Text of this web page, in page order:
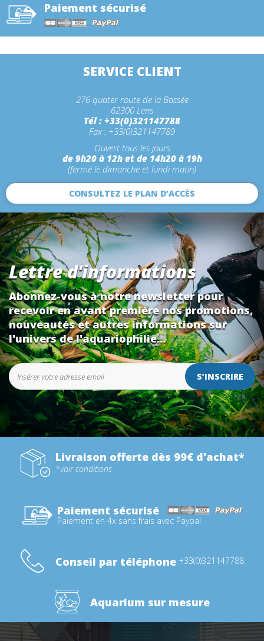
Paiement sécurisé
SERVICE CLIENT
276 quater route de la Bassée
62300 Lens
Tél : +33(0)321147788
Fax : +33(0)321147789
Ouvert tous les jours
de 9h20 à 12h et de 14h20 à 19h
(fermé le dimanche et lundi matin)
CONSULTEZ LE PLAN D’ACCÈS
Lettre d'informations
Abonnez-vous à notre newsletter pour
recevoir en avant première nos promotions,
nouveautés et autres informations sur
l'univers de l'aquariophilie...
S’INSCRIRE
Livraison offerte dès 99€ d'achat*
*voir conditions
Paiement sécurisé
Paiement en 4x sans frais avec Paypal
Conseil par téléphone +33(0)321147788
Aquarium sur mesure